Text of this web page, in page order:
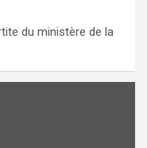
du ministère de la